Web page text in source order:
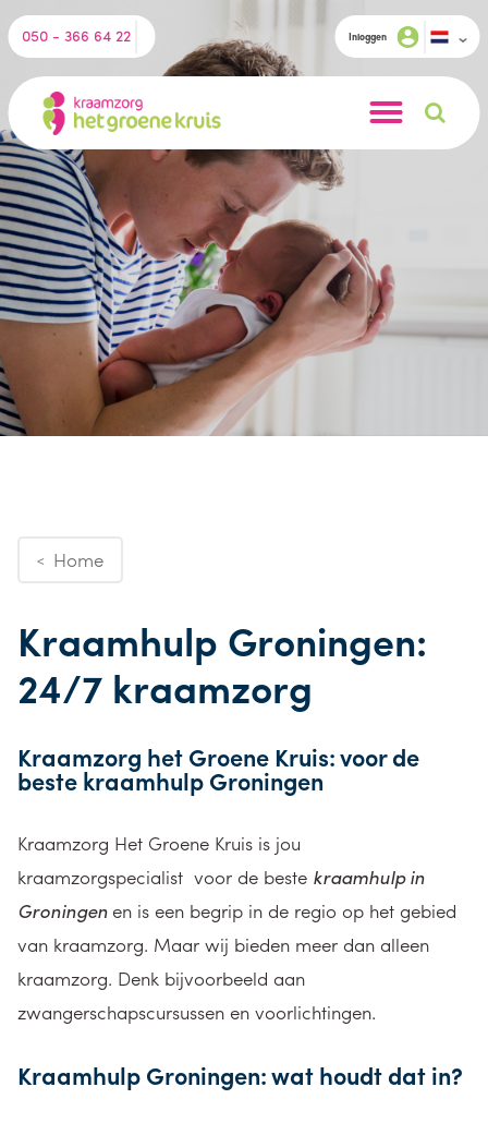
050 - 366 64 22 Inloggen
< Home
Kraamhulp Groningen:
24/7 kraamzorg
Kraamzorg het Groene Kruis: voor de
beste kraamhulp Groningen
Kraamzorg Het Groene Kruis is jou
kraamzorgspecialist voor de beste kraamhulp in
Groningenen is een begrip in de regio op het gebied
van kraamzorg. Maar wij bieden meer dan alleen
kraamzorg. Denk bijvoorbeeld aan
zwangerschapscursussen en voorlichtingen.
Kraamhulp Groningen: wat houdt dat in?